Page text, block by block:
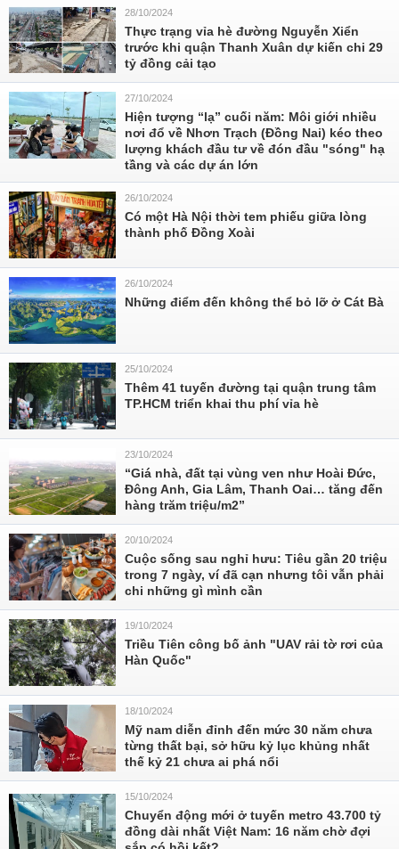
28/10/2024
Thực trạng vỉa hè đường Nguyễn Xiển
trước khi quận Thanh Xuân dự kiến chi 29
tỷ đồng cải tạo
27/10/2024
Hiện tượng “lạ” cuối năm: Môi giới nhiều
nơi đổ về Nhơn Trạch (Đồng Nai) kéo theo
lượng khách đầu tư về đón đầu "sóng" hạ
tầng và các dự án lớn
26/10/2024
Có một Hà Nội thời tem phiếu giữa lòng
thành phố Đồng Xoài
26/10/2024
Những điểm đến không thể bỏ lỡ ở Cát Bà
25/10/2024
Thêm 41 tuyến đường tại quận trung tâm
TP.HCM triển khai thu phí vỉa hè
23/10/2024
“Giá nhà, đất tại vùng ven như Hoài Đức,
Đông Anh, Gia Lâm, Thanh Oai… tăng đến
hàng trăm triệu/m2”
20/10/2024
Cuộc sống sau nghỉ hưu: Tiêu gần 20 triệu
trong 7 ngày, ví đã cạn nhưng tôi vẫn phải
chi những gì mình cần
19/10/2024
Triều Tiên công bố ảnh "UAV rải tờ rơi của
Hàn Quốc"
18/10/2024
Mỹ nam diễn đỉnh đến mức 30 năm chưa
từng thất bại, sở hữu kỷ lục khủng nhất
thế kỷ 21 chưa ai phá nổi
15/10/2024
Chuyển động mới ở tuyến metro 43.700 tỷ
đồng dài nhất Việt Nam: 16 năm chờ đợi